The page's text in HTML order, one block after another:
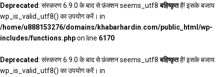
Deprecated: संस्करण 6.9.0 के बाद से फ़ंक्शन seems_utf8बहिष्कृतहै! इसके बजाय
wp_is_valid_utf8() का उपयोग करें। in
/home/u888153276/domains/khabarhardin.com/public_html/wp-
includes/functions.phpon line 6170
Deprecated: संस्करण 6.9.0 के बाद से फ़ंक्शन seems_utf8बहिष्कृतहै! इसके बजाय
wp_is_valid_utf8() का उपयोग करें। in